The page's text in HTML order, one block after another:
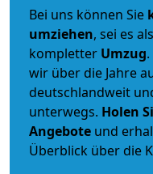
Bei uns können Sie
umziehen, sei es als
kompletter Umzug
wir über die Jahre
deutschlandweit
unterwegs. Holen
Angebote und
Überblick über die